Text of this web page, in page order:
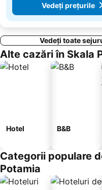
Vedeți prețurile
Vedeți toate
Alte cazări în Skala
Hotel B&B
Categorii populare
Potamia